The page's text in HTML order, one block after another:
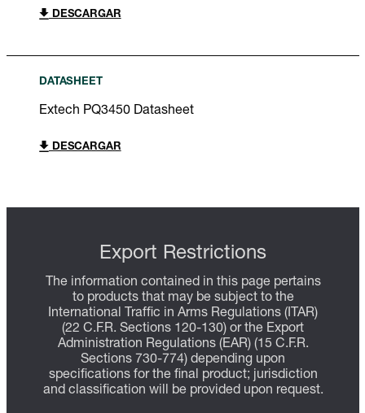
DESCARGAR
DATASHEET
Extech PQ3450 Datasheet
DESCARGAR
Export Restrictions
The information contained in this page pertains
to products that may be subject to the
International Traffic in Arms Regulations (ITAR)
(22 C.F.R. Sections 120-130) or the Export
Administration Regulations (EAR) (15 C.F.R.
Sections 730-774) depending upon
specifications for the final product; jurisdiction
and classification will be provided upon request.